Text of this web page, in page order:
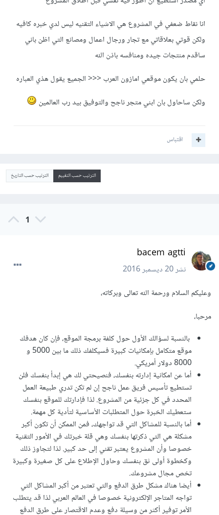
انا نقاط ضعفي في المشروع هي الاشياء التقنيه ليس لدي خبره كافيه
ولكن قوتي بعلاقاتي مع تجار ورجال اعمال ومصانع التي اظن باني
ساقدم منتجات جيده ومنافسه باذن الله
حلمي بان يكون موقعي امازون العرب <<< الجميع يقول هذي العباره
ولكن ساحاول بان ابني متجر ناجح والتوفيق بيد رب العالمين
اقتباس
الترتيب حسب التقييم الترتيب حسب التاريخ
1
bacem agtti
نشر20 ديسمبر 2016
وعليكم السلام ورحمة الله تعالى وبركاته،
مرحبا،
بالنسبة لسؤالك الأول حول كلفة برمجة الموقع، فإن كان هدفك
موقع متكامل بإمكانيات كبيرة فسيكلفك ذلك ما بين 5000 و
8000 دولار أمريكي.
أما عن امكانية إدارته بنفسك، فنصيحتي لك هي إبدأ بنفسك فلن
تستطيع تأسيس فريق عمل ناجح إن لم تكن تدري طبيعة العمل
المحدد في كل جزئية من المشروع. لذا فإدارتك للموقع بنفسك
ستعطيك الخبرة حول المتطلبات الأساسية لتأدية كل مهمة.
أما بالنسبة للمشاكل التي قد تواجهك، فمن الممكن أن تكون أكبر
مشكلة هي التي ذكرتها بنفسك وهي قلة خبرتك في الأمور التقنية
خصوصا وأن المشروع يعتبر تقني إلى حد كبير. لذا لتجاوز ذلك
وكخطوة أولى ثق بنفسك وحاول الإطلاع على كل صغيرة وكبيرة
تخص مجال مشروعك.
أيضا هناك مشكل طرق الدفع والتي تعتبر من أكبر المشاكل التي
تواجه المتاجر الإلكترونية خصوصا في العالم العربي لذا قد يتطلب
الأمر توفير أكثر من وسيلة دفع وعدم الاقتصار على طرق الدفع